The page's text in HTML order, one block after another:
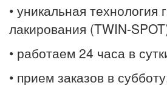
• уникальная технология
лакирования (TWIN-
• работаем 24 часа в
• прием заказов в